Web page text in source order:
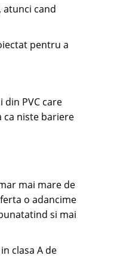
cand
pentru a
PVC care
ca niste bariere
mai mare de
o adancime
si mai
clasa A de